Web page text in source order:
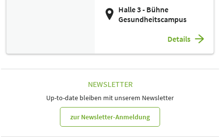
Halle 3 - Bühne
Gesundheitscampus
Details
NEWSLETTER
Up-to-date bleiben mit unserem Newsletter
zur Newsletter-Anmeldung